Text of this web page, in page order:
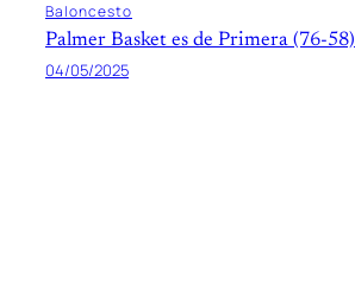
Baloncesto
Palmer Basket es de Primera (76-58)
04/05/2025